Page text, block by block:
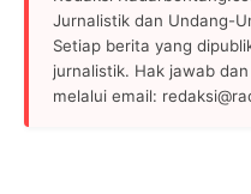
Jurnalistik dan Undang-
Setiap berita yang
jurnalistik. Hak jawab
melalui email: